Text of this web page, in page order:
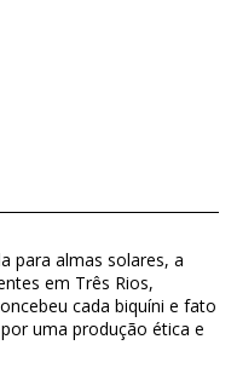
para almas solares, a
em Três Rios,
cada biquíni e fato
uma produção ética e